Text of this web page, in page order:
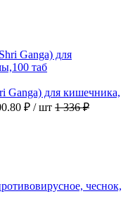
Ganga) для кишечника,
₽ / шт 1 336 ₽